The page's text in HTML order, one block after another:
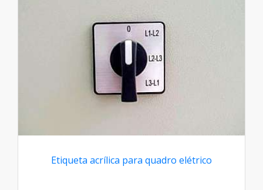
Etiqueta acrílica para quadro elétrico